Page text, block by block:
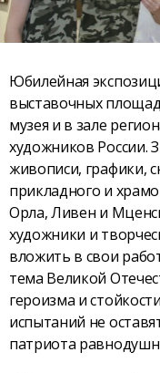
Юбилейная
выставочных
музея и в зале
художников России.
живописи, графики,
прикладного и
Орла, Ливен и
художники и
вложить в свои
тема Великой
героизма и
испытаний не
патриота